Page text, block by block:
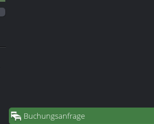
Buchungsanfrage